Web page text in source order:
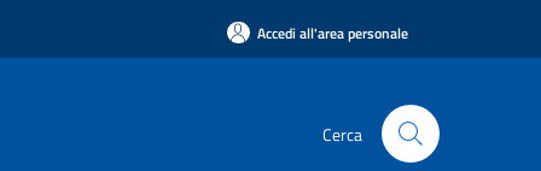
Accedi all'area personale
Cerca